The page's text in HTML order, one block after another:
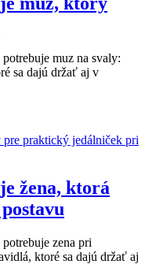
muz na svaly:
sa dajú držať aj v
žena, ktorá
zena pri
ktoré sa dajú držať aj